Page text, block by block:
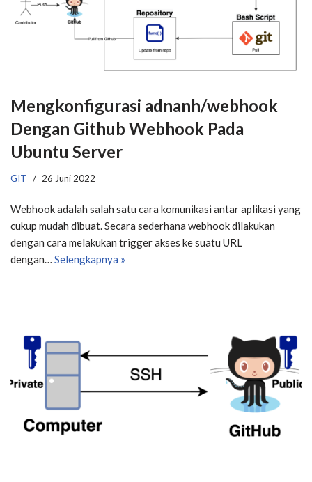
Mengkonfigurasi adnanh/webhook
Dengan Github Webhook Pada
Ubuntu Server
GIT 26 Juni 2022
​Webhook adalah salah satu cara komunikasi antar aplikasi yang
cukup mudah dibuat. Secara sederhana webhook dilakukan
dengan cara melakukan trigger akses ke suatu URL
dengan… Selengkapnya »